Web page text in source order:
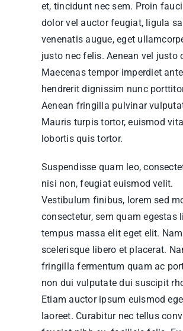
et, tincidunt nec sem. Proin
dolor vel auctor feugiat,ligula
venenatis augue, eget
justo nec felis. Aenean vel justo
Maecenas tempor imperdiet
hendrerit dignissim nunc
Aenean fringilla pulvinar
Mauris turpis tortor, euismod
lobortis quis tortor.
Suspendisse quam leo,
nisi non, feugiat euismod velit.
Vestibulum finibus, lorem sed
consectetur, sem quam egestas
tempus massa elit eget elit.
scelerisque libero et placerat.
fringilla fermentum quam ac
non dui vulputate dui suscipit
Etiam auctor ipsum euismod
laoreet. Curabitur nec tellus